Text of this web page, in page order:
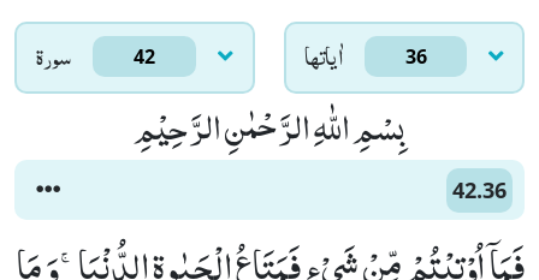
سورۃ 42 اٰياتها 36
بِسْمِ اللّٰهِ الرَّحْمٰنِ الرَّحِیْمِ
42.36
فَمَاۤ اُوْتِیْتُمْ مِّنْ شَیْءٍ فَمَتَاعُ الْحَیٰوةِ الدُّنْیَاۚ-وَ مَا